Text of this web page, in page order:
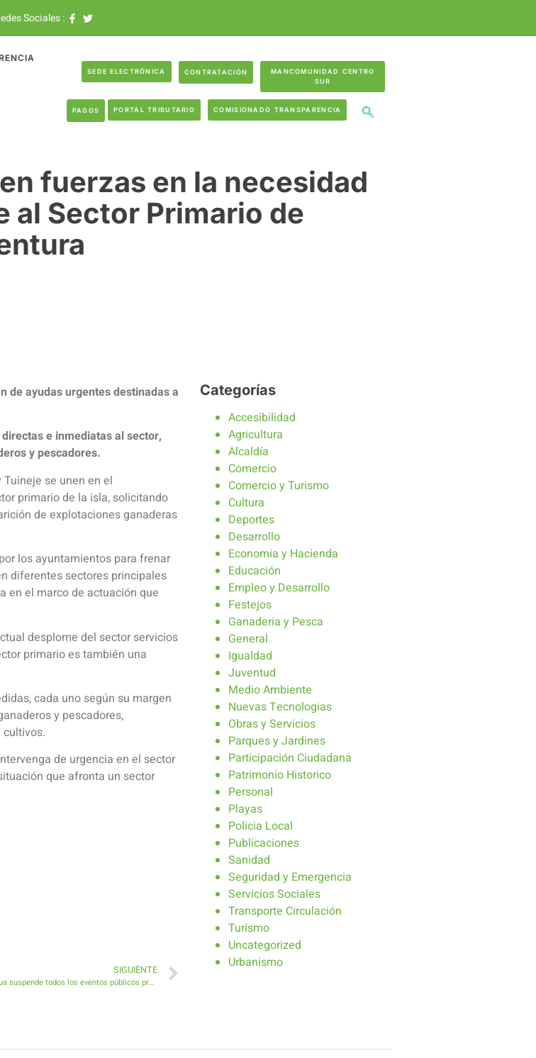
Sociales :
SEDE ELECTRÓNICA CONTRATACIÓN
MANCOMUNIDAD CENTRO
SUR
PAGOS PORTAL TRIBUTARIO COMISIONADO TRANSPARENCIA
fuerzas en la necesidad
al Sector Primario de
de ayudas urgentes destinadas a
e inmediatas al sector,
y pescadores.
se unen en el
primario de la isla, solicitando
de explotaciones ganaderas
los ayuntamientos para frenar
diferentes sectores principales
en el marco de actuación que
desplome del sector servicios
primario es también una
cada uno según su margen
y pescadores,
de urgencia en el sector
que afronta un sector
SIGUIENTE
El Ayuntamiento de Antigua suspende todos los eventos públicos previstos en los próximos tres meses
Categorías
Accesibilidad
Agricultura
Alcaldía
Comercio
Comercio y Turismo
Cultura
Deportes
Desarrollo
Economia y Hacienda
Educación
Empleo y Desarrollo
Festejos
Ganaderia y Pesca
General
Igualdad
Juventud
Medio Ambiente
Nuevas Tecnologias
Obras y Servicios
Parques y Jardines
Participación Ciudadana
Patrimonio Historico
Personal
Playas
Policia Local
Publicaciones
Sanidad
Seguridad y Emergencia
Servicios Sociales
Transporte Circulación
Turismo
Uncategorized
Urbanismo